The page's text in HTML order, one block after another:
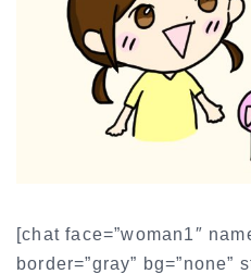
[chat face=”woman1″
border=”gray” bg=”none”